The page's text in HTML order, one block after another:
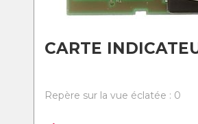
CARTE
Repère sur la vue éclatée : 0